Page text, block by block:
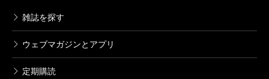
しく「しつけられた」伊藤さんは、お母様に感謝
せねばなるまい。
雑誌を探す
ウェブマガジンとアプリ
定期購読